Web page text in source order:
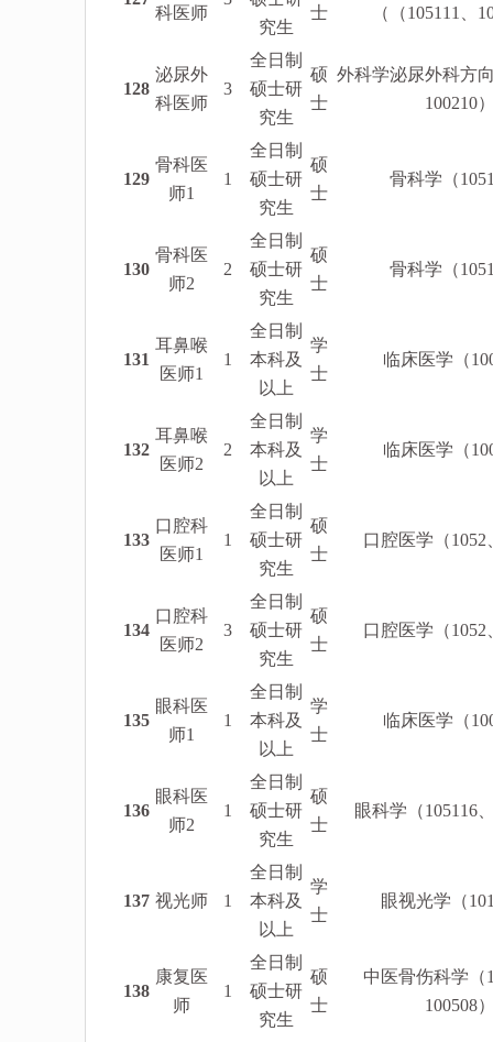
科医师
究生
士 （（105111、
128
泌尿外
科医师
3
全日制
硕士研
究生
硕
士
外科学泌尿外科方
100210
129
骨科医
师1
1
全日制
硕士研
究生
硕
士
骨科学（
130
骨科医
师2
2
全日制
硕士研
究生
硕
士
骨科学（
131
耳鼻喉
医师1
1
全日制
本科及
以上
学
士
临床医学（
132
耳鼻喉
医师2
2
全日制
本科及
以上
学
士
临床医学（
133
口腔科
医师1
1
全日制
硕士研
究生
硕
士
口腔医学（1052
134
口腔科
医师2
3
全日制
硕士研
究生
硕
士
口腔医学（1052
135
眼科医
师1
1
全日制
本科及
以上
学
士
临床医学（
136
眼科医
师2
1
全日制
硕士研
究生
硕
士
眼科学（105116
137 视光师 1
全日制
本科及
以上
学
士
眼视光学（
138
康复医
师
1
全日制
硕士研
究生
硕
士
中医骨伤科学（
100508